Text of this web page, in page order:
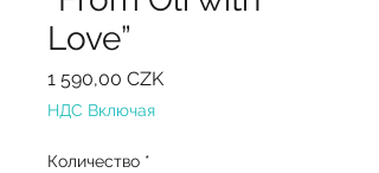
Love”
1 590,00 CZKЦена
НДС Включая
Количество *